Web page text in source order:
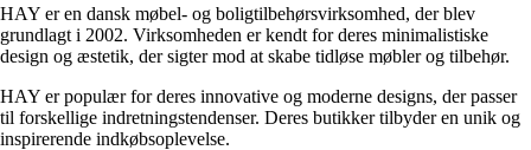
HAY er en dansk møbel- og boligtilbehørsvirksomhed, der blev
grundlagt i 2002. Virksomheden er kendt for deres minimalistiske
design og æstetik, der sigter mod at skabe tidløse møbler og tilbehør.
HAY er populær for deres innovative og moderne designs, der passer
til forskellige indretningstendenser. Deres butikker tilbyder en unik og
inspirerende indkøbsoplevelse.